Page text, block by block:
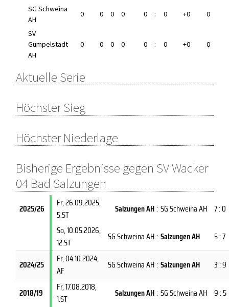
SG Schweina
AH
0 0 0 0 0 : 0 +0 0
SV
Gumpelstadt
AH
0 0 0 0 0 : 0 +0 0
Aktuelle Serie
Höchster Sieg
Höchster Niederlage
Bisherige Ergebnisse gegen SV Wacker
04 Bad Salzungen
2025/26 Fr, 26.09.2025,
5.ST
Salzungen AH: SG Schweina AH 7 : 0
So, 10.05.2026,
12.ST
SG Schweina AH: Salzungen AH 5 : 7
2024/25 Fr, 04.10.2024,
AF
SG Schweina AH: Salzungen AH 3 : 9
2018/19 Fr, 17.08.2018,
1.ST
Salzungen AH: SG Schweina AH 9 : 5